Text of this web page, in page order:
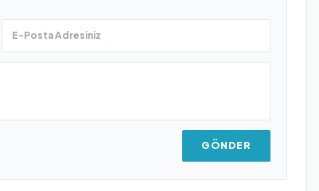
GÖNDER